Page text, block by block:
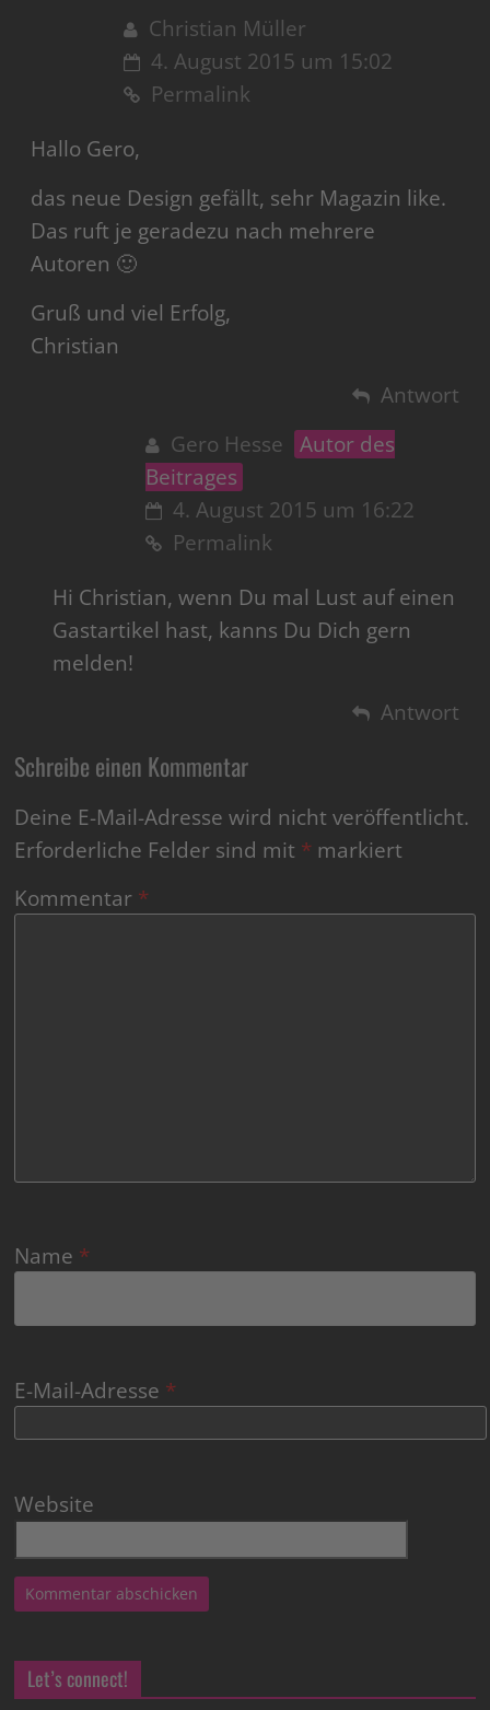
Christian Müller
4. August 2015 um 15:02
Permalink
Hallo Gero,
das neue Design gefällt, sehr Magazin like.
Das ruft je geradezu nach mehrere
Autoren 🙂
Gruß und viel Erfolg,
Christian
Antwort
Gero Hesse
Autor des
Beitrages
4. August 2015 um 16:22
Permalink
Hi Christian, wenn Du mal Lust auf einen
Gastartikel hast, kanns Du Dich gern
melden!
Antwort
Schreibe einen Kommentar
Deine E-Mail-Adresse wird nicht veröffentlicht.
Erforderliche Felder sind mit * markiert
Kommentar *
Name *
E-Mail-Adresse *
Website
Let’s connect!